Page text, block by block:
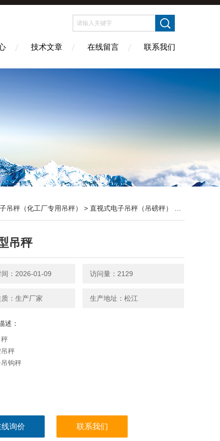
技术文章 在线留言 联系我们
吊秤（化工厂专用吊秤） > 直视式电子吊秤（吊磅秤）
吊秤
间：2026-01-09 访问量：2129
：生产厂家 生产地址：松江
述：
秤
钩秤
询价 联系我们